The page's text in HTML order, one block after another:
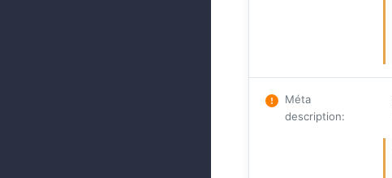
Méta
description: